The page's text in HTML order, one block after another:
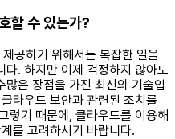
할 수 있는가?
공하기 위해서는 복잡한 일을
. 하지만 이제 걱정하지 않아도
은 장점을 가진 최신의 기술입
라우드 보안과 관련된 조치를
렇기 때문에, 클라우드를 이용해
를 고려하시기 바랍니다.